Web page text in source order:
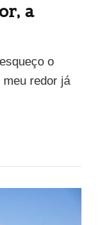
a
o
redor já